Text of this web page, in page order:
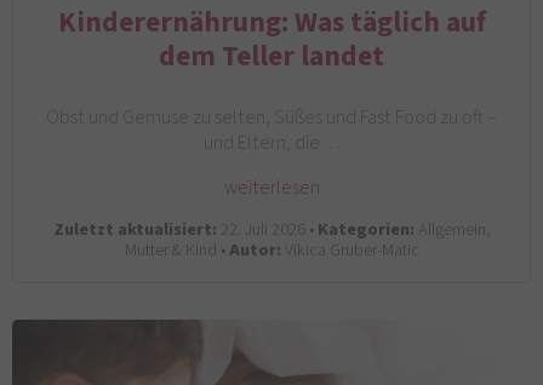
Kinderernährung: Was täglich auf
dem Teller landet
Obst und Gemüse zu selten, Süßes und Fast Food zu oft –
und Eltern, die…
weiterlesen
Zuletzt aktualisiert: 22. Juli 2026 •Kategorien: Allgemein,
Mutter & Kind •Autor:Vikica Gruber-Matic